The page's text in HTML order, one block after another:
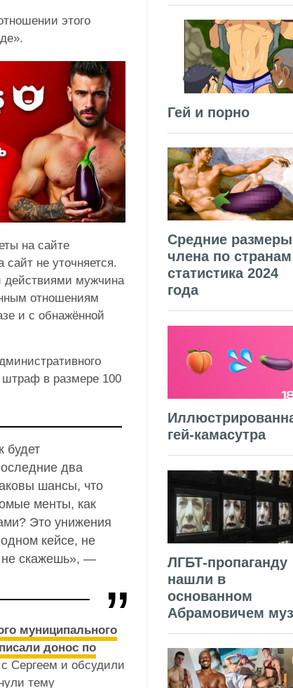
этого
на сайте
не уточняется.
действиями мужчина
отношениям
и с обнажённой
штраф в размере 100
будет
два
шансы, что
менты, как
Это унижения
кейсе, не
не скажешь», —
муниципального
донос по
Сергеем и обсудили
тему
Гей и порно
Средние размеры
члена по
статистика 2024
года
гей-камасутра
ЛГБТ-пропаганду
нашли в
основанном
Абрамовичем